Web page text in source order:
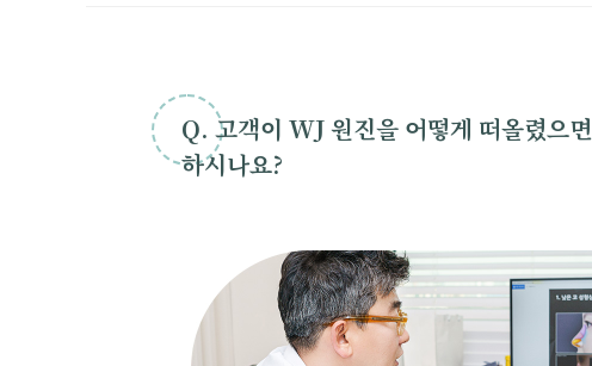
Q. 고객이 WJ 원진을 어떻게 떠올렸으면
하시나요?